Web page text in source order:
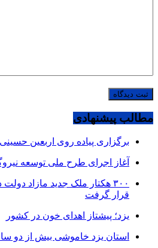
مطالب پیشنهادی
برگزاری پیاده روی اربعین حسینی در ۵۰ نقطه
آغاز اجرای طرح ملی توسعه
۳۰۰ هکتار ملک جدید مازاد
قرار گرفت
یزد؛ پیشتاز اهدای خون در کشور
استان یزد خاموشی بیش از دو